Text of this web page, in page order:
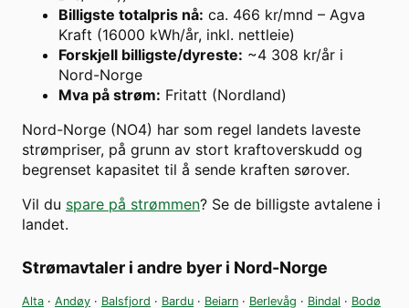
Billigste totalpris nå: ca. 466 kr/mnd – Agva
Kraft (16000 kWh/år, inkl. nettleie)
Forskjell billigste/dyreste: ~4 308 kr/år i
Nord-Norge
Mva på strøm: Fritatt (Nordland)
Nord-Norge (NO4) har som regel landets laveste
strømpriser, på grunn av stort kraftoverskudd og
begrenset kapasitet til å sende kraften sørover.
Vil du spare på strømmen? Se de billigste avtalene i
landet.
Strømavtaler i andre byer i Nord-Norge
Alta · Andøy · Balsfjord · Bardu · Beiarn · Berlevåg · Bindal · Bodø